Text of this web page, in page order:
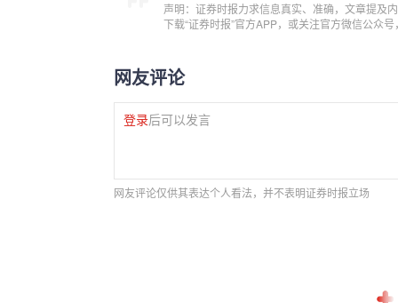
声明：证券时报力求信息真实、准确，文章提及
下载“证券时报”官方APP，或关注官方微信公众
网友评论
登录后可以发言
网友评论仅供其表达个人看法，并不表明证券时报立场